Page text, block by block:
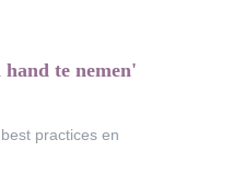
te nemen'
practices en